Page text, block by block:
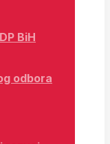
BiH
odbora